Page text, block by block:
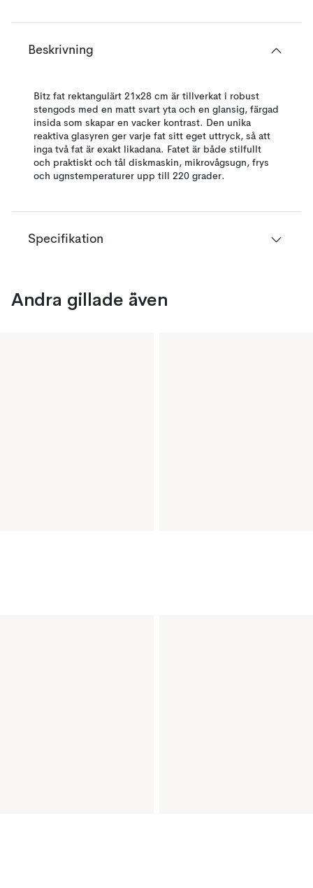
Beskrivning
Bitz fat rektangulärt 21x28 cm är tillverkat i robust
stengods med en matt svart yta och en glansig, färgad
insida som skapar en vacker kontrast. Den unika
reaktiva glasyren ger varje fat sitt eget uttryck, så att
inga två fat är exakt likadana. Fatet är både stilfullt
och praktiskt och tål diskmaskin, mikrovågsugn, frys
och ugnstemperaturer upp till 220 grader.
Specifikation
Andra gillade även